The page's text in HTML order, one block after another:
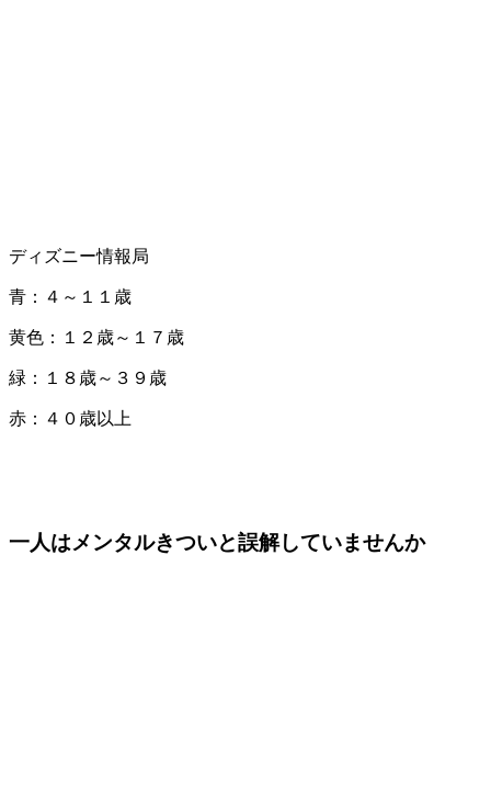
ディズニー情報局
青：４～１１歳
黄色：１２歳～１７歳
緑：１８歳～３９歳
赤：４０歳以上
一人はメンタルきついと誤解していませんか